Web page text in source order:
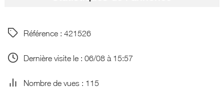
Référence : 421526
Dernière visite le : 06/08 à 15:57
Nombre de vues : 115